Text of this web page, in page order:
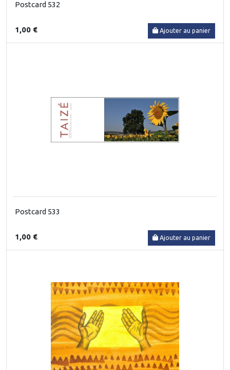
Postcard 532
1,00 € Ajouter au panier
Postcard 533
1,00 € Ajouter au panier